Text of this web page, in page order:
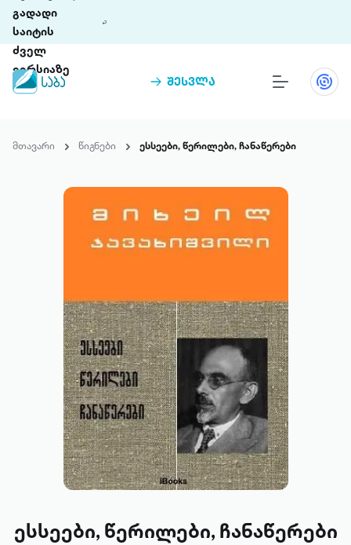
გადადი
საიტის
ძველ
ვერსიაზე
შესვლა
თინეთი 9 ციფრულ პლატფორმასა და 5
ჩვენ შესახებ
მთავარი წიგნები ესსეები, წერილები, ჩანაწერები
ესსეები, წერილები, ჩანაწერები